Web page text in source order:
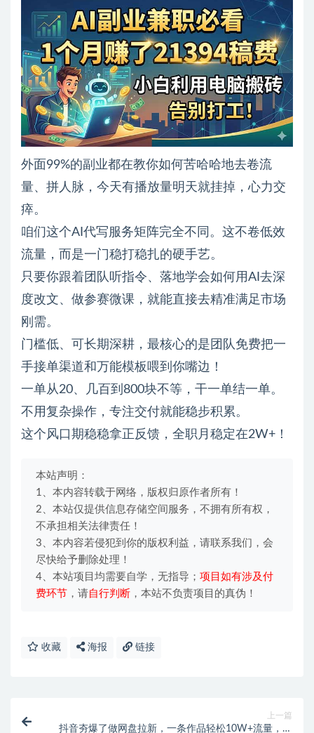
外面99%的副业都在教你如何苦哈哈地去卷流
量、拼人脉，今天有播放量明天就挂掉，心力交
瘁。
咱们这个AI代写服务矩阵完全不同。这不卷低效
流量，而是一门稳打稳扎的硬手艺。
只要你跟着团队听指令、落地学会如何用AI去深
度改文、做参赛微课，就能直接去精准满足市场
刚需。
门槛低、可长期深耕，最核心的是团队免费把一
手接单渠道和万能模板喂到你嘴边！
一单从20、几百到800块不等，干一单结一单。
不用复杂操作，专注交付就能稳步积累。
这个风口期稳稳拿正反馈，全职月稳定在2W+！
本站声明：
1、本内容转载于网络，版权归原作者所有！
2、本站仅提供信息存储空间服务，不拥有所有权，
不承担相关法律责任！
3、本内容若侵犯到你的版权利益，请联系我们，会
尽快给予删除处理！
4、本站项目均需要自学，无指导； 项目如有涉及付
费环节 ，请自行判断 ，本站不负责项目的真伪！
收藏 海报 链接
上一篇
抖音夯爆了做网盘拉新，一条作品轻松10W+流量，变